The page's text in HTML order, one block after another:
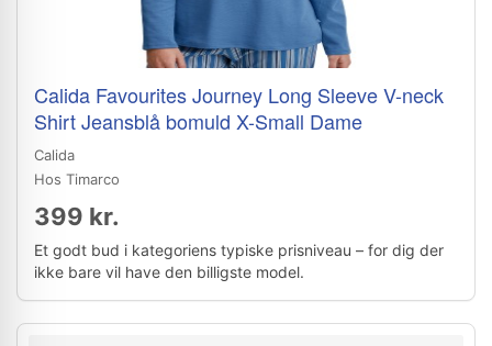
Calida Favourites Journey Long Sleeve V-neck
Shirt Jeansblå bomuld X-Small Dame
Calida
Hos Timarco
399 kr.
Et godt bud i kategoriens typiske prisniveau – for dig der
ikke bare vil have den billigste model.